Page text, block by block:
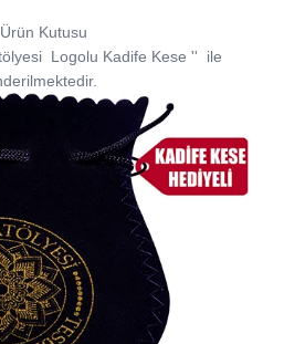
Ürün Kutusu
Logolu Kadife Kese ''
ile